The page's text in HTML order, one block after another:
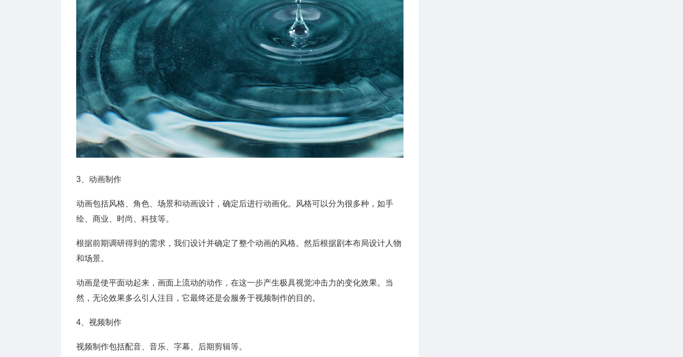
3、动画制作
动画包括风格、角色、场景和动画设计，确定后进行动画化。风格可以分为很多种，如手
绘、商业、时尚、科技等。
根据前期调研得到的需求，我们设计并确定了整个动画的风格。然后根据剧本布局设计人物
和场景。
动画是使平面动起来，画面上流动的动作，在这一步产生极具视觉冲击力的变化效果。当
然，无论效果多么引人注目，它最终还是会服务于视频制作的目的。
4、视频制作
视频制作包括配音、音乐、字幕、后期剪辑等。